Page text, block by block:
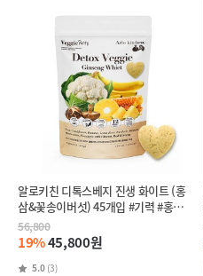
알로키친 디톡스베지 진생 화이트 (홍
삼&꽃송이버섯) 45개입 #기력 #홍삼
야채퓨레
56,800
19%45,800원
5.0 (3)